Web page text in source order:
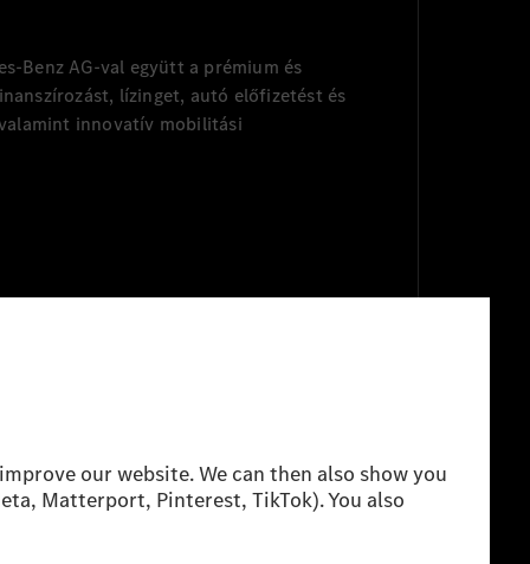
Benz AG-val együtt a prémium és
lízinget, autó előfizetést és
innovatív mobilitási